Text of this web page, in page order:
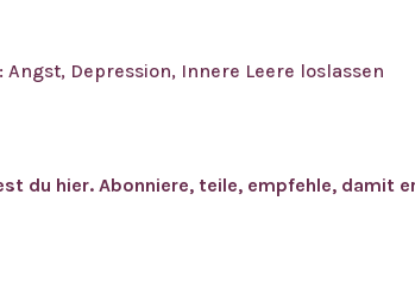
Angst, Depression, Innere Leere loslassen
du hier. Abonniere, teile, empfehle, damit